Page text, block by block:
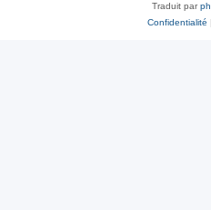
Traduit par
Confidentialité